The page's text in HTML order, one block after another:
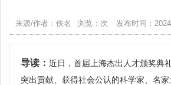
来源/作者：佚名 浏览：次 发布时间：
导读： 近日，首届上海杰出人才颁奖典
突出贡献、获得社会公认的科学家、名